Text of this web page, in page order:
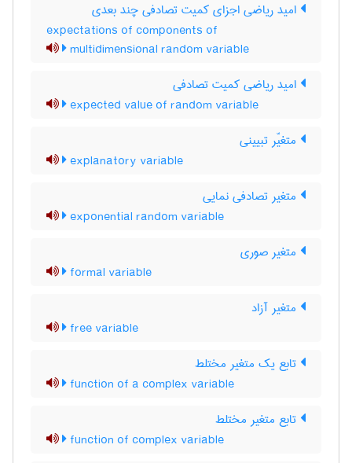
امید ریاضی اجزای کمیت تصادفی چند بعدی
expectations of components of
multidimensional random variable
امید ریاضی کمیت تصادفی
expected value of random variable
متغیّر تبیینی
explanatory variable
متغیر تصادفی نمایی
exponential random variable
متغیر صوری
formal variable
متغیر آزاد
free variable
تابع یک متغیر مختلط
function of a complex variable
تابع متغیر مختلط
function of complex variable